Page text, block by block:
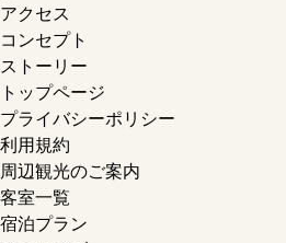
アクセス
コンセプト
ストーリー
トップページ
プライバシーポリシー
利用規約
周辺観光のご案内
客室一覧
宿泊プラン